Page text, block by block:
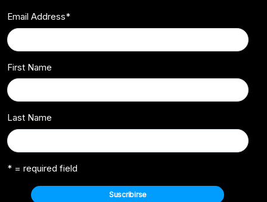
Email Address*
First Name
Last Name
* = required field